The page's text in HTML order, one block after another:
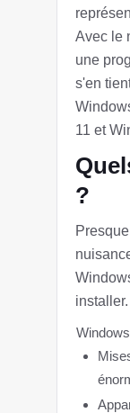
Avec le
une
s'en
11 et
?